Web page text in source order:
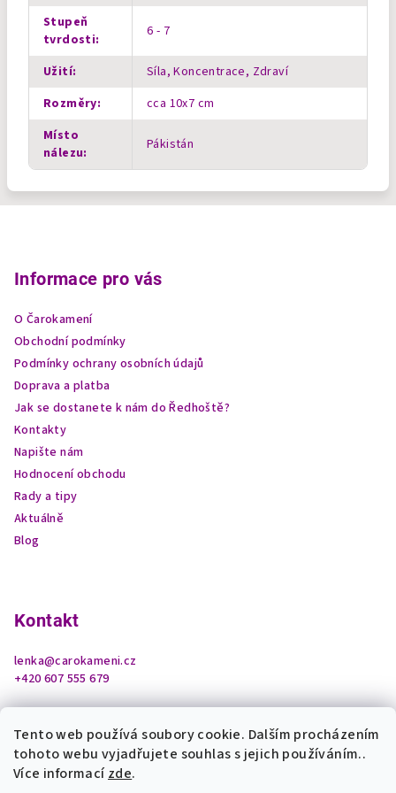
Tento web používá soubory cookie. Dalším procházením
tohoto webu vyjadřujete souhlas s jejich používáním..
Více informacízde.
Stupeň
tvrdosti: 6 - 7
Užití:
Síla, Koncentrace, Zdraví
Rozměry:
cca 10x7 cm
Místo
nálezu: Pákistán
Informace pro vás
O Čarokamení
Obchodní podmínky
Podmínky ochrany osobních údajů
Doprava a platba
Jak se dostanete k nám do Ředhoště?
Kontakty
Napište nám
Hodnocení obchodu
Rady a tipy
Aktuálně
Blog
Kontakt
lenka@carokameni.cz
+420 607 555 679